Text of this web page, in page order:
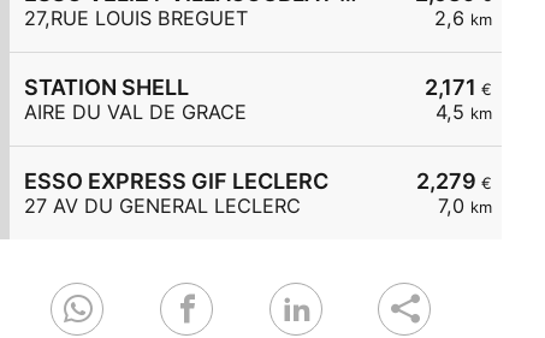
2,6 km
27,RUE LOUIS BREGUET
2,171 €
4,5 km
STATION SHELL
AIRE DU VAL DE GRACE
2,279 €
7,0 km
ESSO EXPRESS GIF LECLERC
27 AV DU GENERAL LECLERC